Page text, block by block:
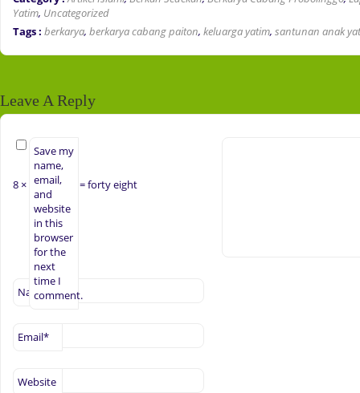
Yatim, Uncategorized
Tags : berkarya, berkarya cabang paiton, keluarga yatim, santunan anak
Leave A Reply
Name*
Email*
Website
Save my
name,
email,
and
website
in this
browser
for the
next
time I
comment.
8 × = forty eight